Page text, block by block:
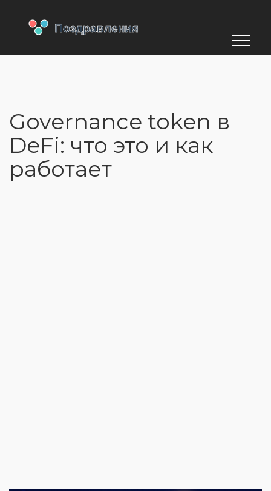
Governance token в
DeFi: что это и как
работает